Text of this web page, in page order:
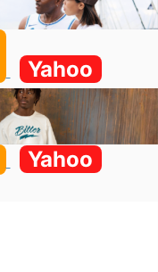
Yahoo
Yahoo